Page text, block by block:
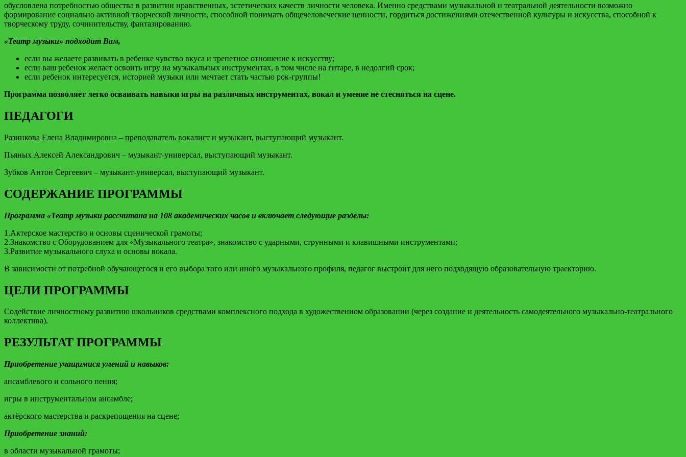
обусловлена потребностью общества в развитии нравственных, эстетических качеств личности человека. Именно средствами музыкальной и театральной деятельности возможно
формирование социально активной творческой личности, способной понимать общечеловеческие ценности, гордиться достижениями отечественной культуры и искусства, способной к
творческому труду, сочинительству, фантазированию.
«Театр музыки» подходит Вам,
если вы желаете развивать в ребенке чувство вкуса и трепетное отношение к искусству;
если ваш ребенок желает освоить игру на музыкальных инструментах, в том числе на гитаре, в недолгий срок;
если ребенок интересуется, историей музыки или мечтает стать частью рок-группы!
Программа позволяет легко осваивать навыки игры на различных инструментах, вокал и умение не стесняться на сцене.
ПЕДАГОГИ
Разинкова Елена Владимировна – преподаватель вокалист и музыкант, выступающий музыкант.
Пьяных Алексей Александрович – музыкант-универсал, выступающий музыкант.
Зубков Антон Сергеевич – музыкант-универсал, выступающий музыкант.
СОДЕРЖАНИЕ ПРОГРАММЫ
Программа «Театр музыки рассчитана на 108 академических часов и включает следующие разделы:
1.Актерское мастерство и основы сценической грамоты;
2.Знакомство с Оборудованием для «Музыкального театра», знакомство с ударными, струнными и клавишными инструментами;
3.Развитие музыкального слуха и основы вокала.
В зависимости от потребной обучающегося и его выбора того или иного музыкального профиля, педагог выстроит для него подходящую образовательную траекторию.
ЦЕЛИ ПРОГРАММЫ
Содействие личностному развитию школьников средствами комплексного подхода в художественном образовании (через создание и деятельность самодеятельного музыкально-театрального
коллектива).
РЕЗУЛЬТАТ ПРОГРАММЫ
Приобретение учащимися умений и навыков:
ансамблевого и сольного пения;
игры в инструментальном ансамбле;
актёрского мастерства и раскрепощения на сцене;
Приобретение знаний:
в области музыкальной грамоты;